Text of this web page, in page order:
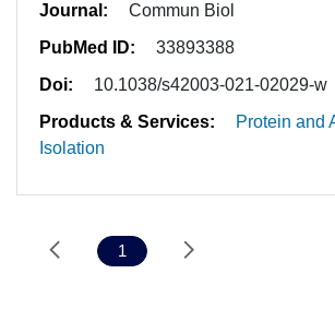
Journal:
Commun Biol
PubMed ID:
33893388
Doi:
10.1038/s42003-021-02029-w
Products & Services:
Protein and
Isolation
1